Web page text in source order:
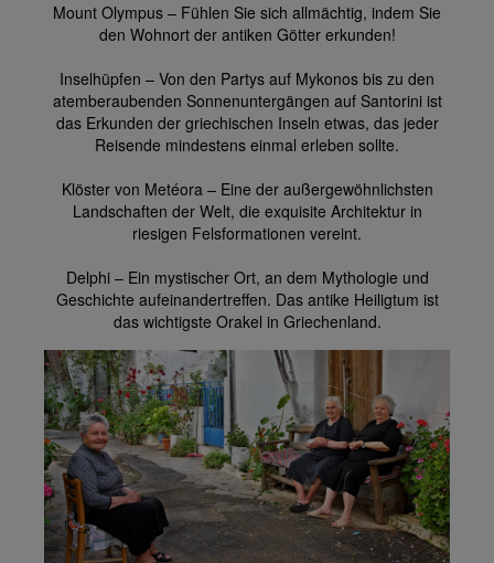
Mount Olympus – Fühlen Sie sich allmächtig, indem Sie
den Wohnort der antiken Götter erkunden!
Inselhüpfen – Von den Partys auf Mykonos bis zu den
atemberaubenden Sonnenuntergängen auf Santorini ist
das Erkunden der griechischen Inseln etwas, das jeder
Reisende mindestens einmal erleben sollte.
Klöster von Metéora – Eine der außergewöhnlichsten
Landschaften der Welt, die exquisite Architektur in
riesigen Felsformationen vereint.
Delphi – Ein mystischer Ort, an dem Mythologie und
Geschichte aufeinandertreffen. Das antike Heiligtum ist
das wichtigste Orakel in Griechenland.